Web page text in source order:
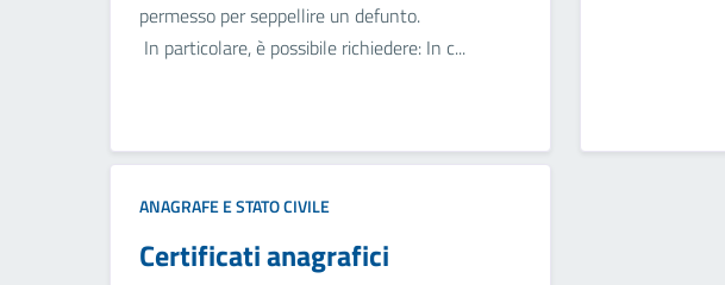
permesso per seppellire un defunto.
In particolare, è possibile richiedere: In c...
ANAGRAFE E STATO CIVILE
Certificati anagrafici